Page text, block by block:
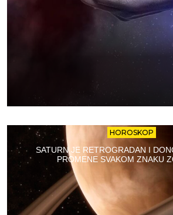
HOROSKOP
SATURN JE RETROGRADAN I
PROMENE SVAKOM ZNAKU